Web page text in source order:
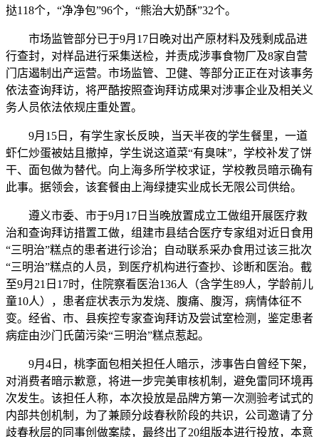
挞118个，“净净包”96个，“熊治大奶酥”32个。
市场监管部分已于9月17日晚对出产原材料及残剩成品进
行查封，对样品进行采集送检，并责成涉事食物厂及8家自营
门店遏制出产运营。市场监管、卫健、等部分正正在对该事务
依法查询拜访，将严酷按照查询拜访成果对涉事企业及相关义
务人员依法依规庄重处置。
9月15日，有学生家长反映，当天半夜的学生餐里，一道
虾仁炒蛋被姑且撤掉，学生说这道菜“有臭味”，学校补发了饼
干、面包做为替代。向上海多所学校求证，学校教员暗示确有
此事。据领会，该套餐由上海绿捷实业成长无限公司供给。
遵义市委、市于9月17日当晚放置成立工做组开展医疗救
治和查询拜访措置工做，组建市县结合医疗专家组对近日食用
“三明治”糕点的患者进行诊治；自动联系采办食用过该三批次
“三明治”糕点的人员，到医疗机构进行查抄、诊断和医治。截
至9月21日17时，住院察看医治136人（含学生89人，学龄前儿
童10人），患者症状表示为发烧、腹痛、腹泻，病情体征不
变。经省、市、县疾控专家查询拜访及尝试室检测，鉴定患者
病症由沙门氏菌污染“三明治”糕点惹起。
9月4日，桃李面包相关担任人暗示，涉事告白曾经下架，
对消费者暗示歉意，将进一步完美审核机制，避免雷同环境再
次发生。该担任人称，本次投放是品牌方第一次测验考试式的
内部共创机制，为了兼顾分歧春秋阶段的共识，公司邀请了分
歧春秋层的同事创做案牍，最终出了20组版本进行投放，本意